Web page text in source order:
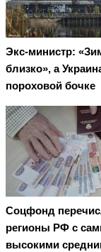
Экс-министр:
близко», а
пороховой бочке
Соцфонд
регионы РФ с
высокими